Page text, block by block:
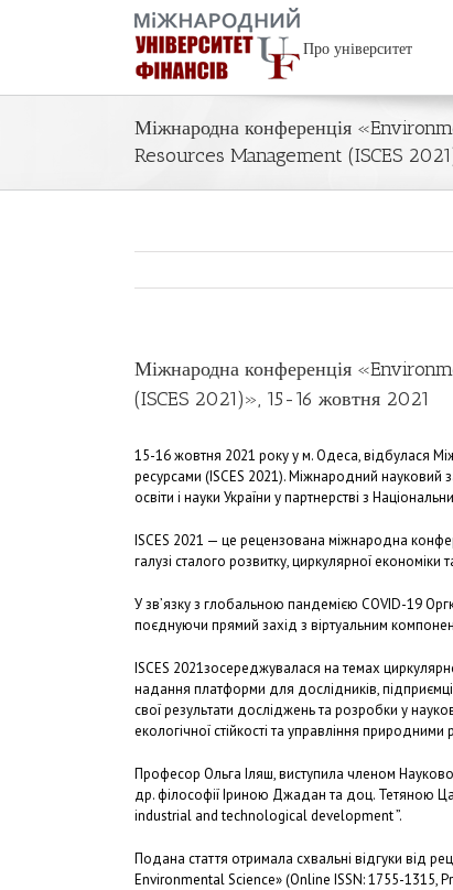
Про університет
Міжнародна конференція
Resources Management (ISCES
Міжнародна конференція
(ISCES 2021)», 15-16 жовтня 2021
15-16 жовтня 2021 року у м. Одеса, відбулася
ресурсами (ISCES 2021). Міжнародний науковий
освіти і науки України у партнерстві з
ISCES 2021 — це рецензована міжнародна
галузі сталого розвитку, циркулярної
У зв’язку з глобальною пандемією COVID-19
поєднуючи прямий захід з віртуальним
ISCES 2021зосереджувалася на темах
надання платформи для дослідників,
свої результати досліджень та розробки у
екологічної стійкості та управління природними
Професор Ольга Іляш, виступила членом
др. філософії Іриною Джадан та доц. Тетяною
industrial and technological development ”.
Подана стаття отримала схвальні відгуки від
Environmental Science» (Online ISSN: 1755-1315,